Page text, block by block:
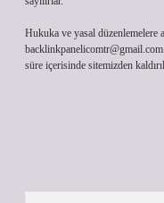
Hukuka ve yasal düzenlemelere
backlinkpanelicomtr@gmail.com
süre içerisinde sitemizden